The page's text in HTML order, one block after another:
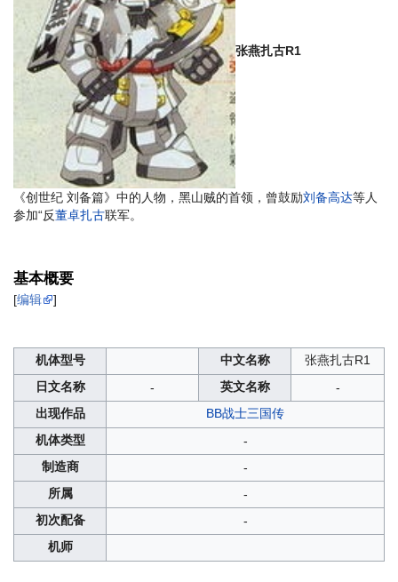
张燕扎古R1
《创世纪 刘备篇》中的人物，黑山贼的首领，曾鼓励刘备高达等人
参加“反董卓扎古联军。
基本概要
[编辑 ]
机体型号 中文名称
张燕扎古R1
日文名称
- 英文名称
-
出现作品
BB战士三国传
机体类型
-
制造商
-
所属
-
初次配备
-
机师